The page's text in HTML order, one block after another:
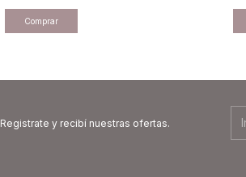
Registrate y recibí nuestras ofertas.